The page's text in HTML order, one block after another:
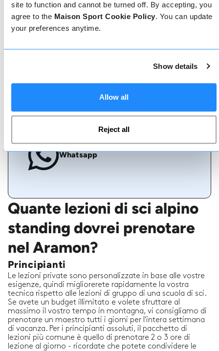
site to function and cannot be turned off. By accepting, you
agree to the Maison Sport Cookie Policy. You can update
your preferences anytime.
Show details
Allow all
Reject all
Prenota online
Whatsapp
Quante lezioni di sci alpino
standing dovrei prenotare
nel Aramon?
Principianti
Le lezioni private sono personalizzate in base alle vostre
esigenze, quindi migliorerete rapidamente la vostra
tecnica rispetto alle lezioni di gruppo di una scuola di sci.
Se avete un budget illimitato e volete sfruttare al
massimo il vostro tempo in montagna, vi consigliamo di
prenotare un maestro tutti i giorni per l'intera settimana
di vacanza. Per i principianti assoluti, il pacchetto di
lezioni più comune è quello di prenotare 2 o 3 ore di
lezione al giorno - ricordate che potete condividere le